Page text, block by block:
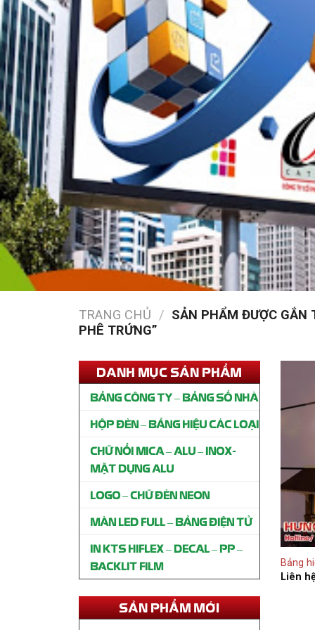
TRANG CHỦ / SẢN PHẨM ĐƯỢC GẮN
PHÊ TRỨNG”
DANH MỤC SẢN PHẨM
BẢNG CÔNG TY – BẢNG SỐ NHÀ
HỘP ĐÈN – BẢNG HIỆU CÁC LOẠI
CHỮ NỔI MICA – ALU – INOX-
MẶT DỰNG ALU
LOGO – CHỮ ĐÈN NEON
MÀN LED FULL – BẢNG ĐIỆN TỬ
IN KTS HIFLEX – DECAL – PP –
BACKLIT FILM
SẢN PHẨM MỚI
Thi công bảng hiệu SPA Mộc
Trượng Gò Vấp
Bảng
Liên